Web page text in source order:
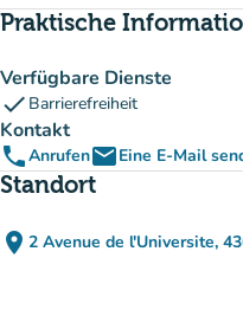
Praktische
Verfügbare Dienste
check Barrierefreiheit
Kontakt
phoneAnrufenemailEine E-Mail
Standort
place 2 Avenue de l'Universite,